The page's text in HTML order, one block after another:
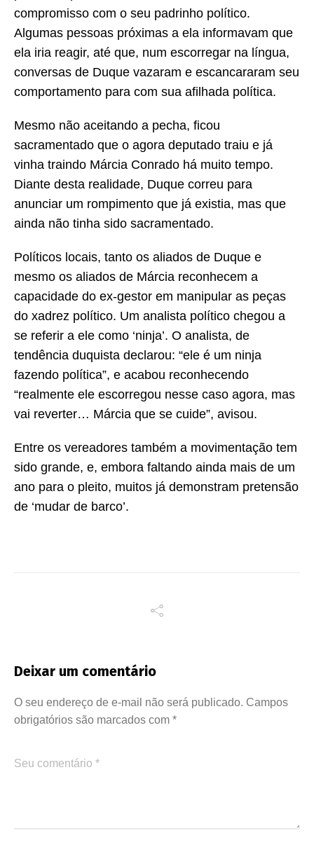
compromisso com o seu padrinho político.
Algumas pessoas próximas a ela informavam que
ela iria reagir, até que, num escorregar na língua,
conversas de Duque vazaram e escancararam seu
comportamento para com sua afilhada política.
Mesmo não aceitando a pecha, ficou
sacramentado que o agora deputado traiu e já
vinha traindo Márcia Conrado há muito tempo.
Diante desta realidade, Duque correu para
anunciar um rompimento que já existia, mas que
ainda não tinha sido sacramentado.
Políticos locais, tanto os aliados de Duque e
mesmo os aliados de Márcia reconhecem a
capacidade do ex-gestor em manipular as peças
do xadrez político. Um analista político chegou a
se referir a ele como ‘ninja’. O analista, de
tendência duquista declarou: “ele é um ninja
fazendo política”, e acabou reconhecendo
“realmente ele escorregou nesse caso agora, mas
vai reverter… Márcia que se cuide”, avisou.
Entre os vereadores também a movimentação tem
sido grande, e, embora faltando ainda mais de um
ano para o pleito, muitos já demonstram pretensão
de ‘mudar de barco’.
Deixar um comentário
O seu endereço de e-mail não será publicado. Campos
obrigatórios são marcados com *